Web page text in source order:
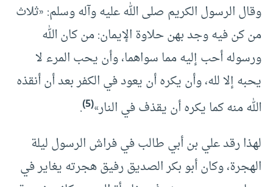
وقال الرسول الكريم صلى الله عليه وآله وسلم: «ثلاث
من كن فيه وجد بهن حلاوة الإيمان: من كان الله
ورسوله أحب إليه مما سواهما، وأن يحب المرء لا
يحبه إلا لله، وأن يكره أن يعود في الكفر بعد أن أنقذه
الله منه كما يكره أن يقذف في النار»(5)
.
لهذا رقد علي بن أبي طالب في فراش الرسول ليلة
الهجرة، وكان أبو بكر الصديق رفيق هجرته يغاير في